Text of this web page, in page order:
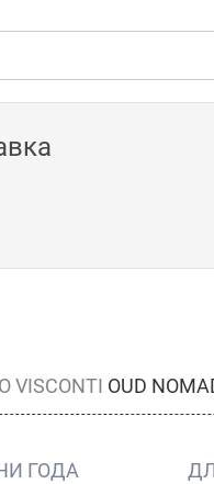
VISCONTI OUD
ГОДА